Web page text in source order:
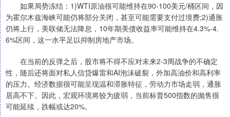
如果局势冻结：1)WTI原油很可能维持在90-100美元/桶区间，因
为霍尔木兹海峡可能仍将部分关闭，甚至可能需要支付过境费;2)通胀
仍将上行，美联储无法降息，10年期美债收益率可能维持在4.3%-4.
6%区间，这一水平足以抑制房地产市场。
在当前的反弹之后，股市将不得不应对未来2-3周战争的不确定
性，随后还将面对私人信贷爆雷和AI泡沫破裂，外加高油价和高利率
的压力。经济数据很可能呈现温和滞胀特征，劳动力市场走弱，通胀
居高不下。因此，宏观环境将较为疲弱，当前标普500指数的抛售很
可能延续，跌幅或达20%。